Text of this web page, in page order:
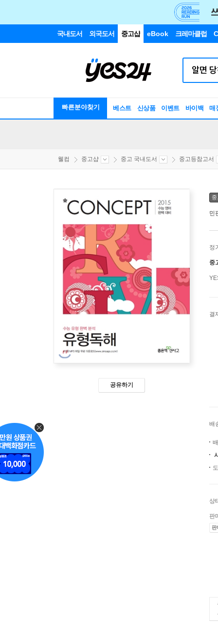
국내도서 외국도서 중고샵 eBook 크레마클럽
빠른분야찾기 베스트 신상품 이벤트 바이백 매
웰컴 중고샵 중고 국내도서 중고등참고서
공유하기
민
정
중
결
배
상
판
판